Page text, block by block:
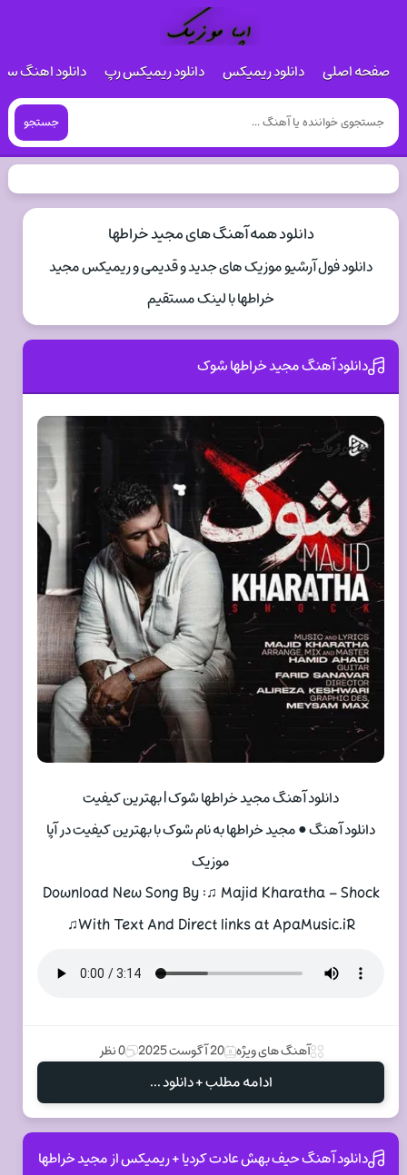
صفحه اصلی دانلود ریمیکس دانلود ریمیکس رپ دانلود اهنگ
جستجو
دانلود همه آهنگ های مجید خراطها
دانلود فول آرشیو موزیک های جدید و قدیمی و ریمیکس مجید
خراطها با لینک مستقیم
دانلود آهنگ مجید خراطها شوک
دانلود آهنگ مجید خراطها شوک | بهترین کیفیت
دانلود آهنگ ● مجید خراطها به نام شوک با بهترین کیفیت در آپا
موزیک
Download New Song By :♫ Majid Kharatha – Shock
♫With Text And Direct links at ApaMusic.iR
آهنگ های ویژه 20 آگوست 2025 0 نظر
ادامه مطلب + دانلود ...
دانلود آهنگ حیف بهش عادت کردیا + ریمیکس از مجید خراطها